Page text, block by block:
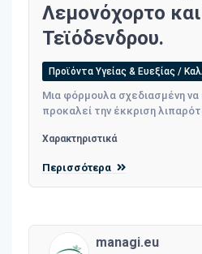
Λεμονόχορτο
Τεϊόδενδρου.
Προϊόντα Υγείας & Ευεξίας /
Μια φόρμουλα σχεδιασμένη να
προκαλεί την έκκριση
Χαρακτηριστικά
Περισσότερα
managi.eu